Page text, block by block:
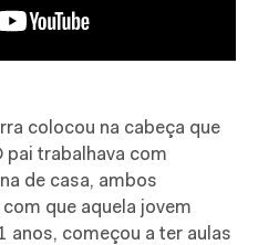
colocou na cabeça que
pai trabalhava com
de casa, ambos
que aquela jovem
anos, começou a ter aulas